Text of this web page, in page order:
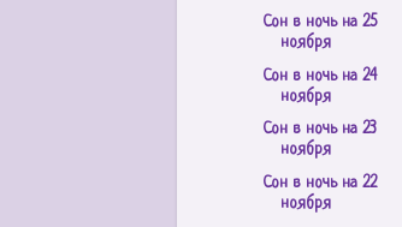
Сон в ночь на 25
ноября
Сон в ночь на 24
ноября
Сон в ночь на 23
ноября
Сон в ночь на 22
ноября